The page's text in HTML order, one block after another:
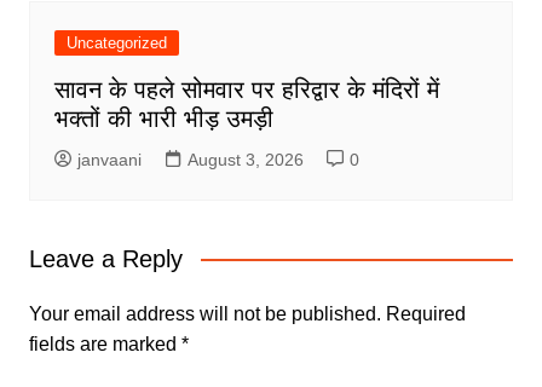
Uncategorized
सावन के पहले सोमवार पर हरिद्वार के मंदिरों में
भक्तों की भारी भीड़ उमड़ी
janvaani August 3, 2026 0
Leave a Reply
Your email address will not be published. Required
fields are marked *